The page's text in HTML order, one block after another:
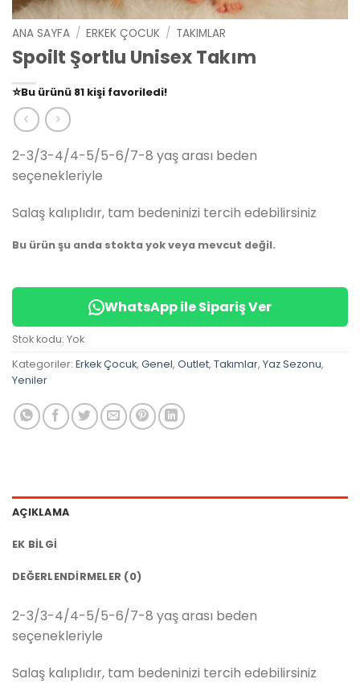
ANA SAYFA / ERKEK ÇOCUK / TAKIMLAR
Spoilt Şortlu Unisex Takım
⭐️Bu ürünü 81 kişi favoriledi!
🛒39 kişisepetine ekledi!
✅ Bugün 14 adet
2-3/3-4/4-5/5-6/7-8 yaş arası beden
seçenekleriyle
Salaş kalıplıdır, tam bedeninizi tercih edebilirsiniz
Bu ürün şu anda stokta yok veya mevcut değil.
WhatsApp ile Sipariş Ver
Stok kodu: Yok
Kategoriler: Erkek Çocuk, Genel, Outlet, Takımlar, Yaz Sezonu,
Yeniler
AÇIKLAMA
EK BILGI
DEĞERLENDIRMELER (0)
2-3/3-4/4-5/5-6/7-8 yaş arası beden
seçenekleriyle
Salaş kalıplıdır, tam bedeninizi tercih edebilirsiniz